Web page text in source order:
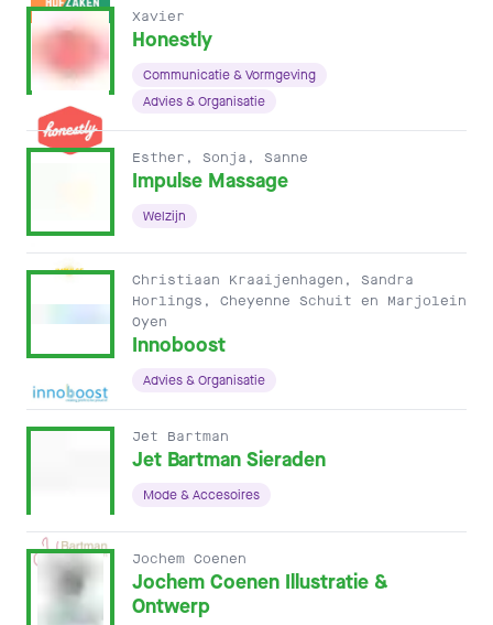
Xavier
Honestly
Communicatie & Vormgeving
Advies & Organisatie
Esther, Sonja, Sanne
Impulse Massage
Welzijn
Christiaan Kraaijenhagen, Sandra
Horlings, Cheyenne Schuit en Marjolein
Oyen
Innoboost
Advies & Organisatie
Jet Bartman
Jet Bartman Sieraden
Mode & Accesoires
Jochem Coenen
Jochem Coenen Illustratie &
Ontwerp